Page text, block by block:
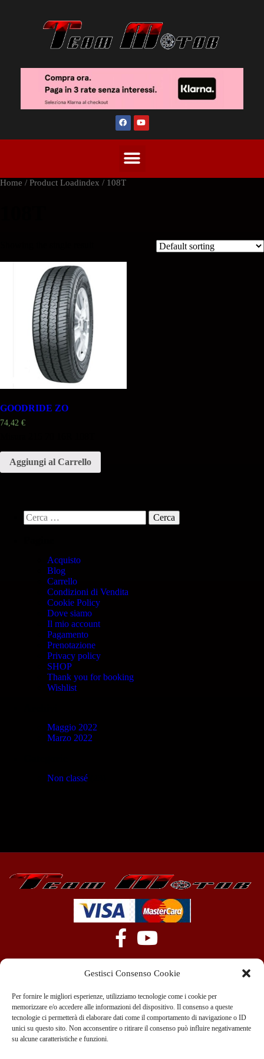
Gestisci Consenso Cookie
Per fornire le migliori esperienze, utilizziamo tecnologie come i cookie per
memorizzare e/o accedere alle informazioni del dispositivo. Il consenso a queste
tecnologie ci permetterà di elaborare dati come il comportamento di navigazione o ID
unici su questo sito. Non acconsentire o ritirare il consenso può influire negativamente
su alcune caratteristiche e funzioni.
Home / Product Loadindex / 108T
GOODRIDE ZO
74,42 €
Aggiungi al Carrello
Acquisto
Blog
Carrello
Condizioni di Vendita
Cookie Policy
Dove siamo
Il mio account
Pagamento
Prenotazione
Privacy policy
SHOP
Thank you for booking
Wishlist
Maggio 2022
Marzo 2022
Non classé
+39 351 970 89 33
info@teammotor.it